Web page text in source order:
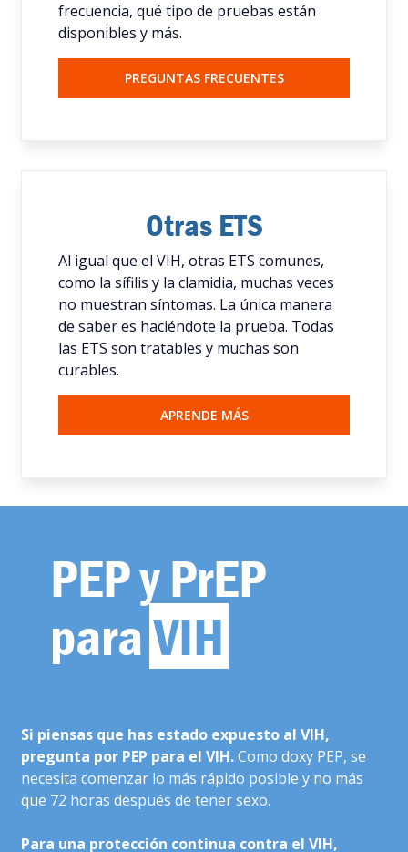
frecuencia, qué tipo de pruebas están
disponibles y más.
PREGUNTAS FRECUENTES
Otras ETS
Al igual que el VIH, otras ETS comunes,
como la sífilis y la clamidia, muchas veces
no muestran síntomas. La única manera
de saber es haciéndote la prueba. Todas
las ETS son tratables y muchas son
curables.
APRENDE MÁS
PEP y PrEP
paraVIH
Si piensas que has estado expuesto al VIH,
pregunta por PEP para el VIH.Como doxy PEP, se
necesita comenzar lo más rápido posible y no más
que 72 horas después de tener sexo.
Para una protección continua contra el VIH,